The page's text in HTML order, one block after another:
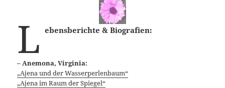
L ebensberichte & Biografien:
– Anemona, Virginia:
„Ajena und der Wasserperlenbaum“
„Ajena im Raum der Spiegel“